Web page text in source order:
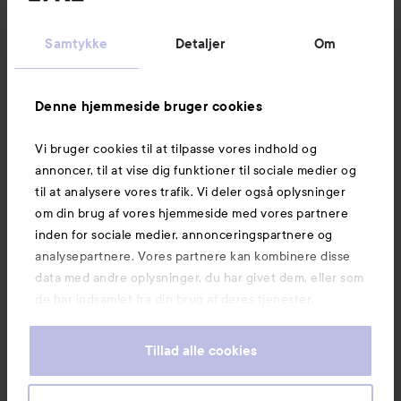
Samtykke Detaljer Om
Denne hjemmeside bruger cookies
Vi bruger cookies til at tilpasse vores indhold og
annoncer, til at vise dig funktioner til sociale medier og
til at analysere vores trafik. Vi deler også oplysninger
om din brug af vores hjemmeside med vores partnere
inden for sociale medier, annonceringspartnere og
analysepartnere. Vores partnere kan kombinere disse
data med andre oplysninger, du har givet dem, eller som
de har indsamlet fra din brug af deres tjenester.
Tillad alle cookies
Kundeservice
Information
Mere at udforske